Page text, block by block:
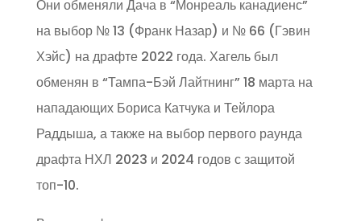
Они обменяли Дача в “Монреаль канадиенс”
на выбор № 13 (Франк Назар) и № 66 (Гэвин
Хэйс) на драфте 2022 года. Хагель был
обменян в “Тампа-Бэй Лайтнинг” 18 марта на
нападающих Бориса Катчука и Тейлора
Раддыша, а также на выбор первого раунда
драфта НХЛ 2023 и 2024 годов с защитой
топ-10.